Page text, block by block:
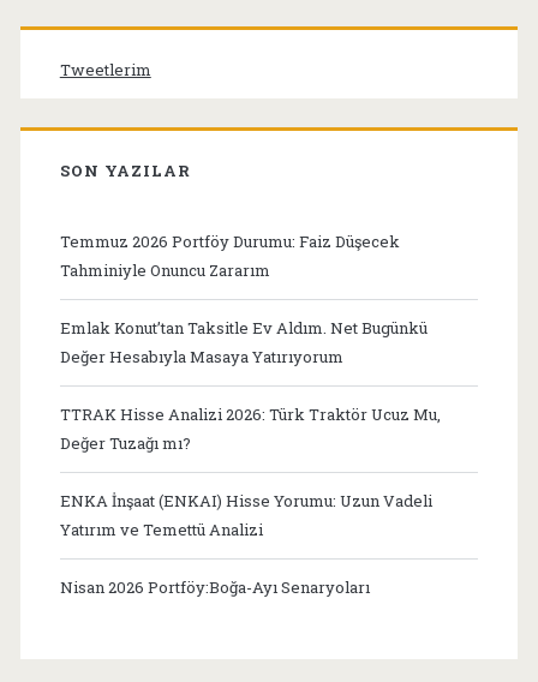
Tweetlerim
SON YAZILAR
Temmuz 2026 Portföy Durumu: Faiz Düşecek
Tahminiyle Onuncu Zararım
Emlak Konut’tan Taksitle Ev Aldım. Net Bugünkü
Değer Hesabıyla Masaya Yatırıyorum
TTRAK Hisse Analizi 2026: Türk Traktör Ucuz Mu,
Değer Tuzağı mı?
ENKA İnşaat (ENKAI) Hisse Yorumu: Uzun Vadeli
Yatırım ve Temettü Analizi
Nisan 2026 Portföy:Boğa-Ayı Senaryoları